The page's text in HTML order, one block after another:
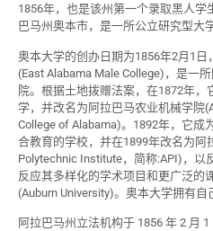
1856年，也是该州第一个录取黑人
巴马州奥本市，是一所公立研究型大学
奥本大学的创办日期为1856年2月1
(East Alabama Male College)，是一
院。根据土地拨赠法案，在1872年
学，并改名为阿拉巴马农业机械学院
College of Alabama)。1892年，它成
合教育的学校，并在1899年改名为阿
Polytechnic Institute，简称:API)，以
反应其多样化的学术项目和更广泛的
(Auburn University)。奥本大学拥有自
阿拉巴马州立法机构于 1856 年 2 月